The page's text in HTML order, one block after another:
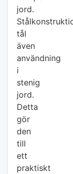
jord.
tål
även
användning
i
stenig
jord.
Detta
gör
den
till
ett
praktiskt